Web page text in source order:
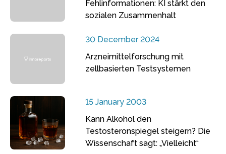
Fehlinformationen: KI stärkt den
sozialen Zusammenhalt
30 December 2024
Arzneimittelforschung mit
zellbasierten Testsystemen
15 January 2003
Kann Alkohol den
Testosteronspiegel steigern? Die
Wissenschaft sagt: „Vielleicht“